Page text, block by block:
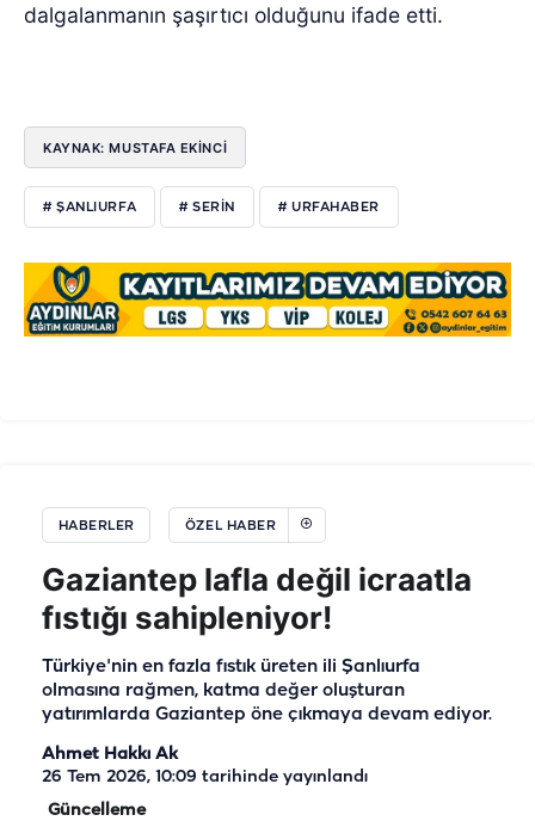
dalgalanmanın şaşırtıcı olduğunu ifade etti.
KAYNAK: MUSTAFA EKİNCİ
# ŞANLIURFA # SERİN # URFAHABER
HABERLER ÖZEL HABER
Gaziantep lafla değil icraatla
fıstığı sahipleniyor!
Türkiye'nin en fazla fıstık üreten ili Şanlıurfa
olmasına rağmen, katma değer oluşturan
yatırımlarda Gaziantep öne çıkmaya devam ediyor.
Ahmet Hakkı Ak
26 Tem 2026, 10:09 tarihinde yayınlandı
Güncelleme